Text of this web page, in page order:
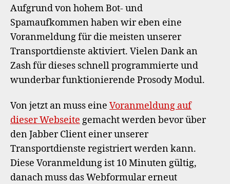
Aufgrund von hohem Bot- und
Spamaufkommen haben wir eben eine
Voranmeldung für die meisten unserer
Transportdienste aktiviert. Vielen Dank an
Zash für dieses schnell programmierte und
wunderbar funktionierende Prosody Modul.
Von jetzt an muss eine Voranmeldung auf
dieser Webseite gemacht werden bevor über
den Jabber Client einer unserer
Transportdienste registriert werden kann.
Diese Voranmeldung ist 10 Minuten gültig,
danach muss das Webformular erneut